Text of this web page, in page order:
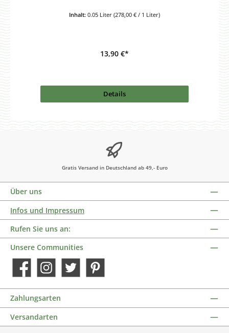
Inhalt: 0.05 Liter (278,00 € / 1 Liter)
13,90 €*
Details
Gratis Versand in Deutschland ab 49,- Euro
Über uns
Infos und Impressum
Rufen Sie uns an:
Unsere Communities
Facebook Instagram Twitter Pinterest
Zahlungsarten
Versandarten